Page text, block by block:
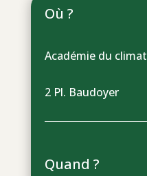
Où ?
Académie du climat
2 Pl. Baudoyer
Quand ?